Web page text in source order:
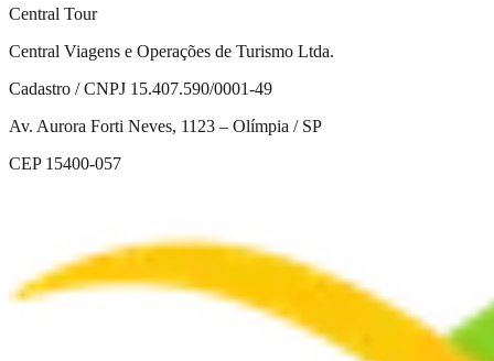
Central Tour
Central Viagens e Operações de Turismo Ltda.
Cadastro / CNPJ 15.407.590/0001-49
Av. Aurora Forti Neves, 1123 – Olímpia / SP
CEP 15400-057